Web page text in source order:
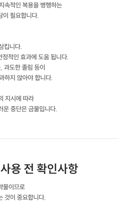
적인 복용을 병행하는
이 필요합니다.
킵니다.
적인 효과에 도움 됩니다.
과도한 졸림 등이
하지 않아야 합니다.
지시에 따라
운 중단은 금물입니다.
용 전 확인사항
물이므로
것이 중요합니다.